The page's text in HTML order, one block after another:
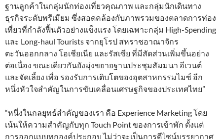
ฐานลูกค้าในกลุ่มนักท่องเที่ยวคุณภาพ และกลุ่มนักเดินทาง
ธุรกิจระดับพรีเมียม ซึ่งสอดคล้องกับภาพรวมของตลาดการท่อง
เที่ยวที่กำลังฟื้นตัวอย่างแข็งแรง โดยเฉพาะกลุ่ม High-Spending
และ Long-haul Tourists จากยุโรป สหราชอาณาจักร
ตะวันออกกลาง โอเชียเนีย และรัสเซีย ที่มีสัดส่วนเพิ่มขึ้นอย่าง
ต่อเนื่อง ขณะเดียวกันยังมุ่งขยายฐานประชุมสัมมนา อีเวนต์
และจัดเลี้ยง เพื่อ รองรับการเติบโตของอุตสาหกรรมไมซ์ อีก
หนึ่งหัวใจสำคัญในการขับเคลื่อนเศรษฐกิจของประเทศไทย”
“หนึ่งในกลยุทธ์สำคัญของเรา คือ Experience Marketing โดย
เน้นให้ความสำคัญกับทุก Touch Point ของการเข้าพัก ตั้งแต่
การออกแบบทุกองค์ประกอบ ไม่ว่าจะเป็นการดีไซน์บรรยากาศ